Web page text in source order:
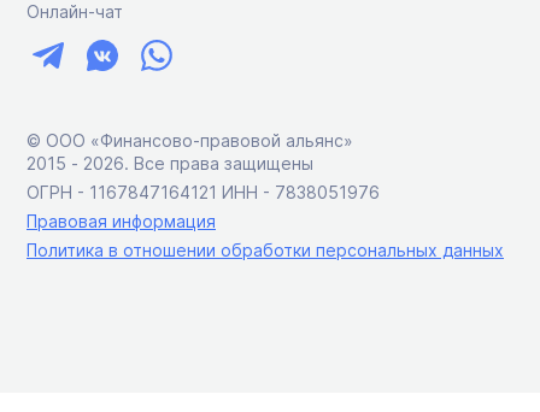
Онлайн-чат
© ООО «Финансово-правовой альянс»
2015 ‑ 2026. Все права защищены
ОГРН - 1167847164121 ИНН - 7838051976
Правовая информация
Политика в отношении обработки персональных данных